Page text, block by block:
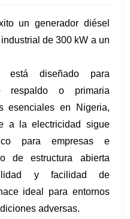
un generador diésel
de 300 kW a un
está diseñado para
respaldo o primaria
esenciales en Nigeria,
a la electricidad sigue
para empresas e
de estructura abierta
y facilidad de
ideal para entornos
adversas.